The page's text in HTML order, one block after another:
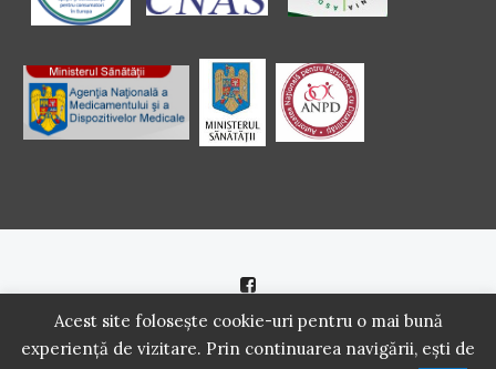
Politică de cookie |Politică de confidenţialitate
2016 - 2021 Copyright. Scoala Pacientilor - QUINN Media SRL.
Acest site folosește cookie-uri pentru o mai bună
experiență de vizitare. Prin continuarea navigării, ești de